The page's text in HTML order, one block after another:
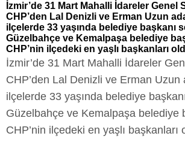
İzmir’de 31 Mart Mahalli İdareler Genel
CHP’den Lal Denizli ve Erman Uzun
ilçelerde 33 yaşında belediye başkanı
Güzelbahçe ve Kemalpaşa belediye
CHP’nin ilçedeki en yaşlı başkanları
İzmir’de 31 Mart Mahalli İdareler
CHP’den Lal Denizli ve Erman Uzun
ilçelerde 33 yaşında belediye
Güzelbahçe ve Kemalpaşa belediye
CHP’nin ilçedeki en yaşlı başkanları